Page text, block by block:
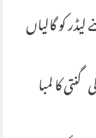
کو گالیاں
کا لمبا